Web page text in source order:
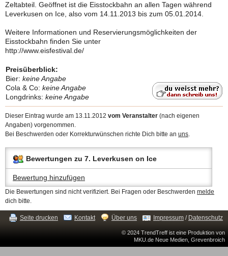
Zeltabteil. Geöffnet ist die Eisstockbahn an allen Tagen während
Leverkusen on Ice, also vom 14.11.2013 bis zum 05.01.2014.
Weitere Informationen und Reservierungsmöglichkeiten der
Eisstockbahn finden Sie unter
http://www.eisfestival.de/
Preisüberblick:
Bier: keine Angabe
Cola & Co: keine Angabe
Longdrinks: keine Angabe
Dieser Eintrag wurde am 13.11.2012 vom Veranstalter (nach eigenen
Angaben) vorgenommen.
Bei Beschwerden oder Korrekturwünschen richte Dich bitte an uns.
Bewertungen zu 7. Leverkusen on Ice
Bewertung hinzufügen
Die Bewertungen sind nicht verifiziert. Bei Fragen oder Beschwerden melde
dich bitte.
Seite drucken Kontakt Über uns Impressum / Datenschutz
© 2024 TrendTreff ist eine Produktion von
MKU.de Neue Medien, Grevenbroich